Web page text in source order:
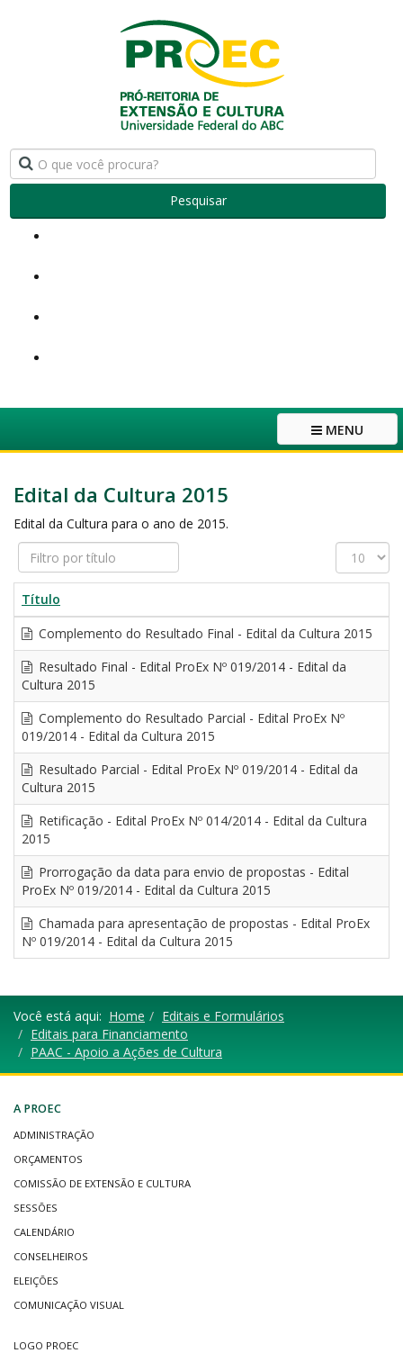
Pesquisar
MENU
Edital da Cultura 2015
Edital da Cultura para o ano de 2015.
Filtro
por
título
Exibir
#
Título
Complemento do Resultado Final - Edital da Cultura 2015
Resultado Final - Edital ProEx Nº 019/2014 - Edital da
Cultura 2015
Complemento do Resultado Parcial - Edital ProEx Nº
019/2014 - Edital da Cultura 2015
Resultado Parcial - Edital ProEx Nº 019/2014 - Edital da
Cultura 2015
Retificação - Edital ProEx Nº 014/2014 - Edital da Cultura
2015
Prorrogação da data para envio de propostas - Edital
ProEx Nº 019/2014 - Edital da Cultura 2015
Chamada para apresentação de propostas - Edital ProEx
Nº 019/2014 - Edital da Cultura 2015
Você está aqui: Home
Editais e Formulários
Editais para Financiamento
PAAC - Apoio a Ações de Cultura
A PROEC
ADMINISTRAÇÃO
ORÇAMENTOS
COMISSÃO DE EXTENSÃO E CULTURA
SESSÕES
CALENDÁRIO
CONSELHEIROS
ELEIÇÕES
COMUNICAÇÃO VISUAL
LOGO PROEC